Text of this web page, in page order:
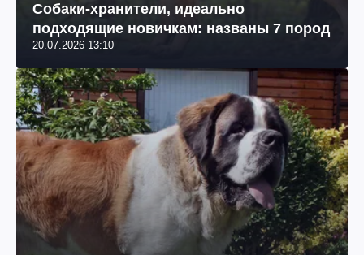
Собаки-хранители, идеально
подходящие новичкам: названы 7 пород
20.07.2026 13:10